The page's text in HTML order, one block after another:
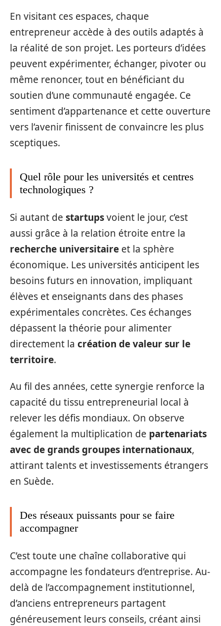
En visitant ces espaces, chaque
entrepreneur accède à des outils adaptés à
la réalité de son projet. Les porteurs d’idées
peuvent expérimenter, échanger, pivoter ou
même renoncer, tout en bénéficiant du
soutien d’une communauté engagée. Ce
sentiment d’appartenance et cette ouverture
vers l’avenir finissent de convaincre les plus
sceptiques.
Quel rôle pour les universités et centres
technologiques ?
Si autant de startupsvoient le jour, c’est
aussi grâce à la relation étroite entre la
recherche universitaire et la sphère
économique. Les universités anticipent les
besoins futurs en innovation, impliquant
élèves et enseignants dans des phases
expérimentales concrètes. Ces échanges
dépassent la théorie pour alimenter
directement la création de valeur sur le
territoire.
Au fil des années, cette synergie renforce la
capacité du tissu entrepreneurial local à
relever les défis mondiaux. On observe
également la multiplication de partenariats
avec de grands groupes internationaux,
attirant talents et investissements étrangers
en Suède.
Des réseaux puissants pour se faire
accompagner
C’est toute une chaîne collaborative qui
accompagne les fondateurs d’entreprise. Au-
delà de l’accompagnement institutionnel,
d’anciens entrepreneurs partagent
généreusement leurs conseils, créant ainsi